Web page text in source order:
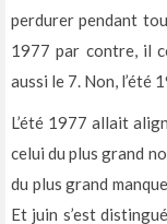
perdurer pendant
1977 par contre, il
aussi le 7. Non, l’été
L’été 1977 allait
celui du plus grand
du plus grand
Et juin s’est